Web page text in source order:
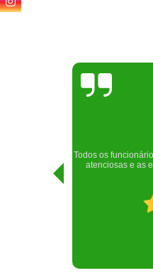
Realizei uma
Raphaela e ela foi